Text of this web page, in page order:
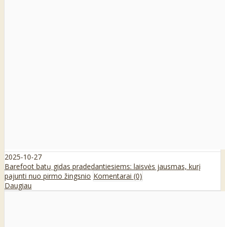
2025-10-27
Barefoot batų gidas pradedantiesiems: laisvės jausmas, kurį
pajunti nuo pirmo žingsnio Komentarai (0)
Daugiau